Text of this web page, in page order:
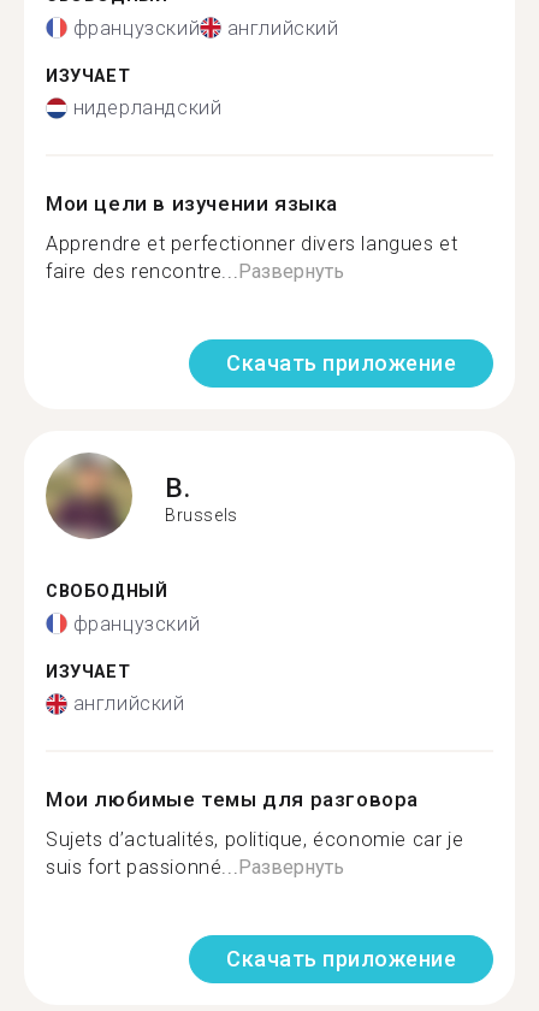
французский английский
ИЗУЧАЕТ
нидерландский
Мои цели в изучении языка
Apprendre et perfectionner divers langues et
faire des rencontre...Развернуть
Скачать приложение
B.
Brussels
СВОБОДНЫЙ
французский
ИЗУЧАЕТ
английский
Мои любимые темы для разговора
Sujets d’actualités, politique, économie car je
suis fort passionné...Развернуть
Скачать приложение